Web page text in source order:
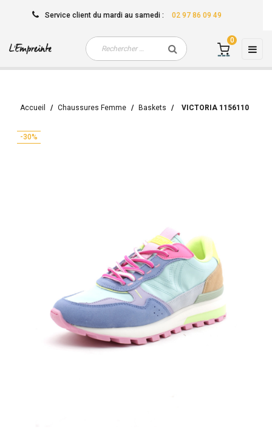
Service client du mardi au samedi : 02 97 86 09 49
☰
0
Accueil Chaussures Femme Baskets VICTORIA 1156110
-30%